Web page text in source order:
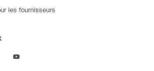
les fournisseurs